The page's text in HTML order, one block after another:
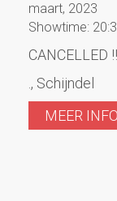
maart, 2023
Showtime:
CANCELLED
., Schijndel
MEER INFO